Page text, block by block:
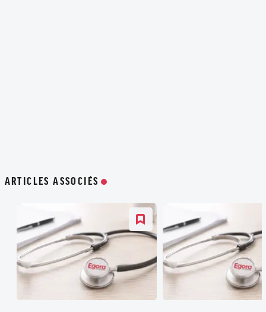
ARTICLES ASSOCIÉS